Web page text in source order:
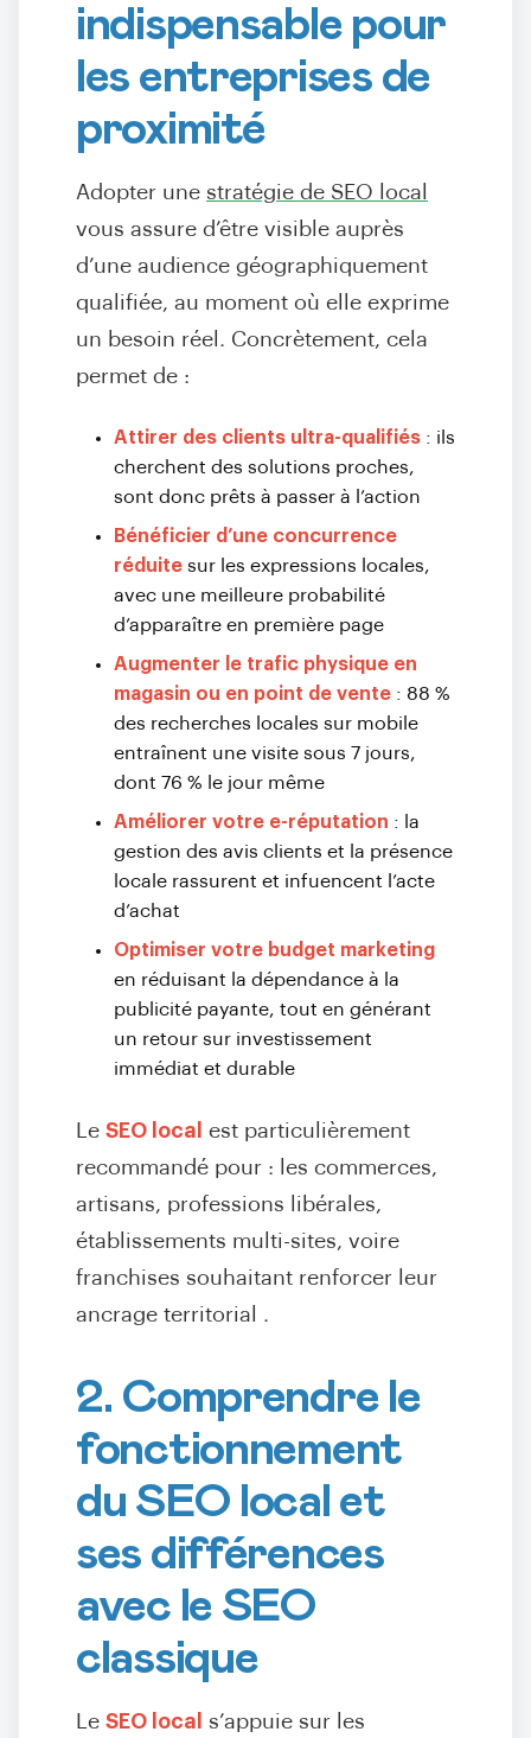
indispensable pour
les entreprises de
proximité
Adopter une stratégie de SEO local
vous assure d’être visible auprès
d’une audience géographiquement
qualifiée, au moment où elle exprime
un besoin réel. Concrètement, cela
permet de :
Attirer des clients ultra-qualifiés : ils
cherchent des solutions proches,
sont donc prêts à passer à l’action
Bénéficier d’une concurrence
réduite sur les expressions locales,
avec une meilleure probabilité
d’apparaître en première page
Augmenter le trafic physique en
magasin ou en point de vente : 88 %
des recherches locales sur mobile
entraînent une visite sous 7 jours,
dont 76 % le jour même
Améliorer votre e-réputation : la
gestion des avis clients et la présence
locale rassurent et infuencent l’acte
d’achat
Optimiser votre budget marketing
en réduisant la dépendance à la
publicité payante, tout en générant
un retour sur investissement
immédiat et durable
Le SEO local
est particulièrement
recommandé pour : les commerces,
artisans, professions libérales,
établissements multi-sites, voire
franchises souhaitant renforcer leur
ancrage territorial .
2. Comprendre le
fonctionnement
du SEO local et
ses différences
avec le SEO
classique
Le SEO local s’appuie sur les